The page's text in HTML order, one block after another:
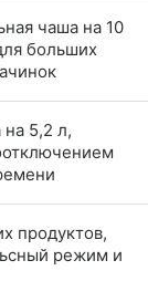
чаша на 10
больших
5,2 л,
продуктов,
режим и